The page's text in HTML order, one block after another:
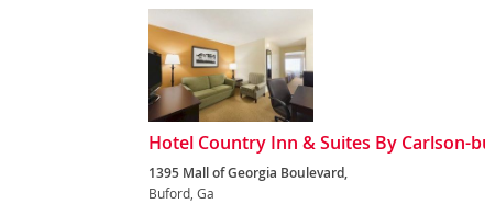
Hotel Country Inn & Suites By Carlson-
1395 Mall of Georgia Boulevard,
Buford, Ga